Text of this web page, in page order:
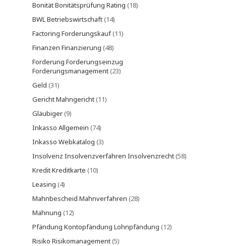
Bonität Bonitätsprüfung Rating (18)
BWL Betriebswirtschaft(14)
Factoring Forderungskauf(11)
Finanzen Finanzierung (48)
Forderung Forderungseinzug
Forderungsmanagement(23)
Geld (31)
Gericht Mahngericht(11)
Gläubiger(9)
Inkasso Allgemein (74)
Inkasso Webkatalog (3)
Insolvenz Insolvenzverfahren Insolvenzrecht(58)
Kredit Kreditkarte (10)
Leasing (4)
Mahnbescheid Mahnverfahren (28)
Mahnung (12)
Pfändung Kontopfändung Lohnpfändung (12)
Risiko Risikomanagement(5)